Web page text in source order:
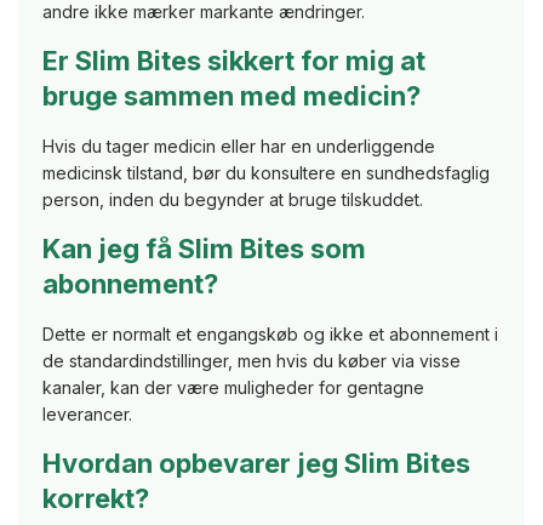
andre ikke mærker markante ændringer.
Er Slim Bites sikkert for mig at
bruge sammen med medicin?
Hvis du tager medicin eller har en underliggende
medicinsk tilstand, bør du konsultere en sundhedsfaglig
person, inden du begynder at bruge tilskuddet.
Kan jeg få Slim Bites som
abonnement?
Dette er normalt et engangskøb og ikke et abonnement i
de standardindstillinger, men hvis du køber via visse
kanaler, kan der være muligheder for gentagne
leverancer.
Hvordan opbevarer jeg Slim Bites
korrekt?